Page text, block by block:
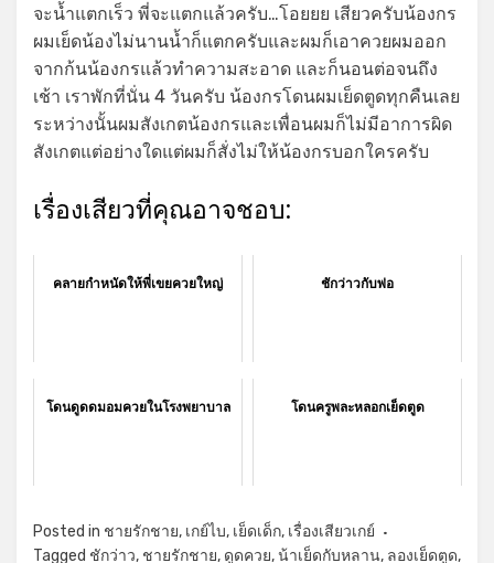
จะน้ำแตกเร็ว พี่จะแตกแล้วครับ…โอยยย เสียวครับน้องกร
ผมเย็ดน้องไม่นานน้ำก็แตกครับและผมก็เอาควยผมออก
จากก้นน้องกรแล้วทำความสะอาด และก็นอนต่อจนถึง
เช้า เราพักที่นั่น 4 วันครับ น้องกรโดนผมเย็ดตูดทุกคืนเลย
ระหว่างนั้นผมสังเกตน้องกรและเพื่อนผมก็ไม่มีอาการผิด
สังเกตแต่อย่างใดแต่ผมก็สั่งไม่ให้น้องกรบอกใครครับ
เรื่องเสียวที่คุณอาจชอบ:
คลายกำหนัดให้พี่เขยควยใหญ่ ชักว่าวกับพ่อ
โดนดูดดมอมควยในโรงพยาบาล โดนครูพละหลอกเย็ดตูด
Posted in ชายรักชาย, เกย์ไบ, เย็ดเด็ก, เรื่องเสียวเกย์
Tagged ชักว่าว, ชายรักชาย, ดูดควย,น้าเย็ดกับหลาน, ลองเย็ดตูด,